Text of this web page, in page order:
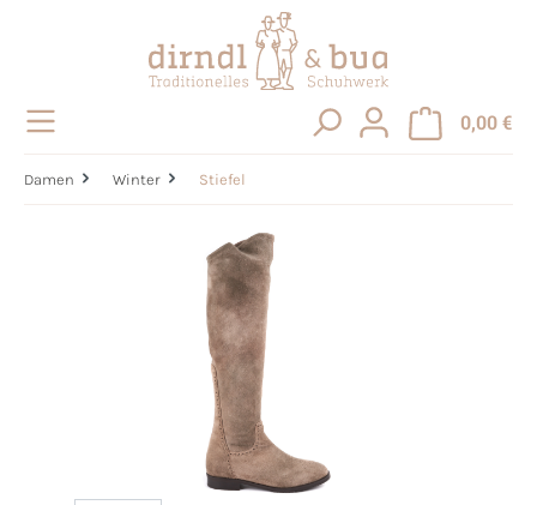
0,00 €
Damen Winter Stiefel
Bildergalerie überspringen